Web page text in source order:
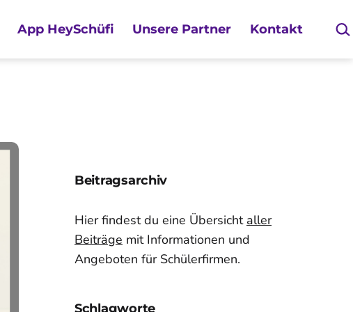
App HeySchüfi Unsere Partner Kontakt
Beitragsarchiv
Hier findest du eine Übersicht aller
Beiträge mit Informationen und
Angeboten für Schülerfirmen.
Schlagworte